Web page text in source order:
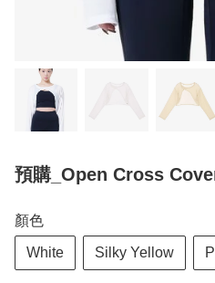
預購_Open Cross
顏色
White Silky Yellow